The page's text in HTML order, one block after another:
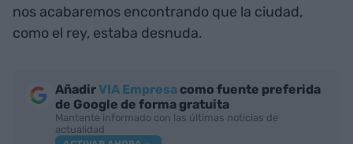
nos acabaremos encontrando que la ciudad,
como el rey, estaba desnuda.
AñadirVIA Empresa como fuente preferida
de Google de forma gratuita
Mantente informado con las últimas noticias de
actualidad